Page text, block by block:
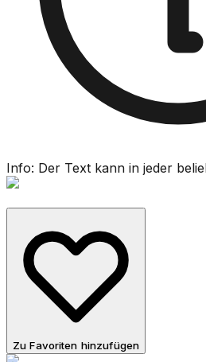
Info: Der Text kann in jeder
Zu Favoriten hinzufügen